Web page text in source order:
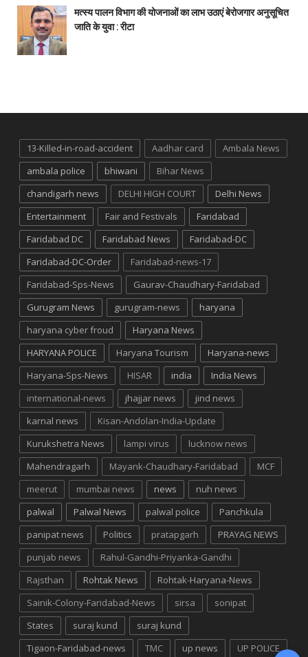
मत्स्य पालन विभाग की योजनाओं का लाभ उठाएं बेरोजगार अनुसूचित
जाति के युवा : रीटा
13-Killed-in-road-accident Aadhar card
Ambala News
ambala police
bhiwani
Bihar News
chandigarh news
DELHI HIGH COURT
Delhi News
Entertainment
Fair and Festivals
Faridabad
Faridabad DC
Faridabad News
Faridabad-DC
Faridabad-DC-Order
Faridabad-news-17
Faridabad-Sps-News
Gaurav-Chaudhary-Faridabad
Gurugram News
gurugram-news
haryana
haryana cyber froud
Haryana News
HARYANA POLICE
Haryana Tourism
Haryana-news
Haryana-Sps-News
HISAR india
India News
international-news
jhajjar news
jind news
karnal news
Kisan-Andolan-India-Update
Kurukshetra News
lampi virus
lucknow news
Mahendragarh
Mayank-Chaudhary-Faridabad
MCF
meerut
mumbai news news
nuh news
palwal
Palwal News palwal police
Panchkula
panipat news
Politics pratapgarh
PRAYAG NEWS
punjab news
Rahul-Gandhi-Priyanka-Gandhi
Rajsthan
Rohtak News
Rohtak-Haryana-News
Sainik-Colony-Faridabad-News
sirsa
sonipat
States
suraj kund
suraj kund
Tigaon-Faridabad-news
TMC up news UP POLICE